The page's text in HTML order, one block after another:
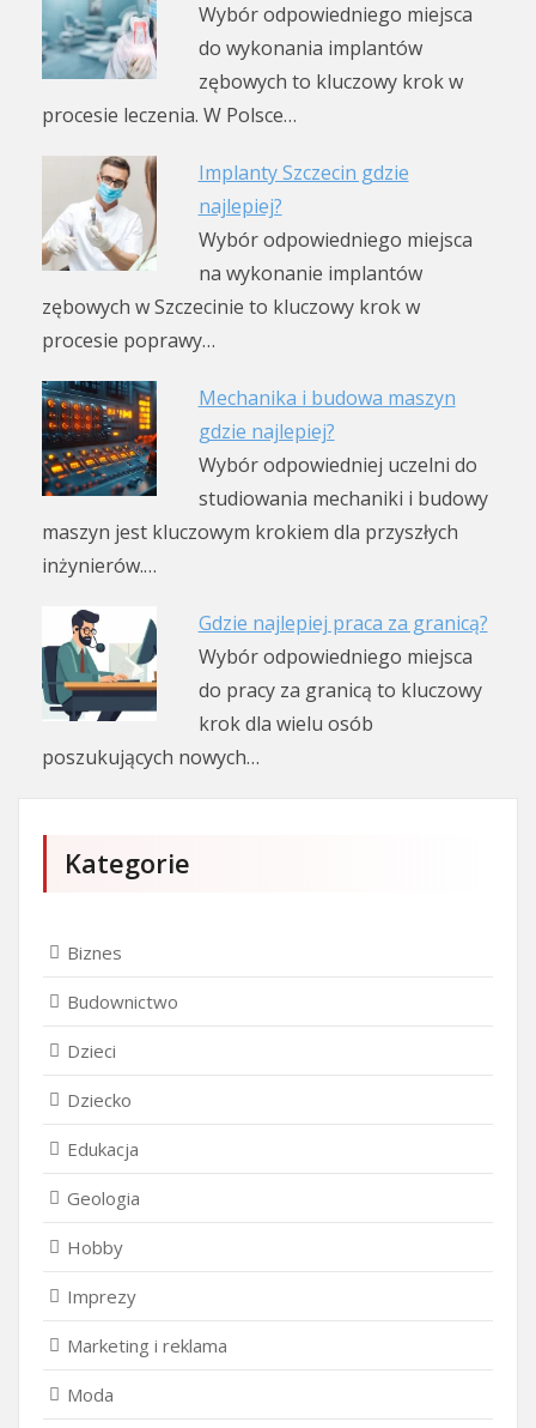
Wybór odpowiedniego miejsca
do wykonania implantów
zębowych to kluczowy krok w
procesie leczenia. W Polsce…
Implanty Szczecin gdzie
najlepiej?
Wybór odpowiedniego miejsca
na wykonanie implantów
zębowych w Szczecinie to kluczowy krok w
procesie poprawy…
Mechanika i budowa maszyn
gdzie najlepiej?
Wybór odpowiedniej uczelni do
studiowania mechaniki i budowy
maszyn jest kluczowym krokiem dla przyszłych
inżynierów.…
Gdzie najlepiej praca za granicą?
Wybór odpowiedniego miejsca
do pracy za granicą to kluczowy
krok dla wielu osób
poszukujących nowych…
Kategorie
Biznes
Budownictwo
Dzieci
Dziecko
Edukacja
Geologia
Hobby
Imprezy
Marketing i reklama
Moda